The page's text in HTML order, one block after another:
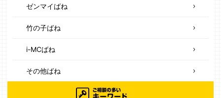
ゼンマイばね
竹の子ばね
i-MCばね
その他ばね